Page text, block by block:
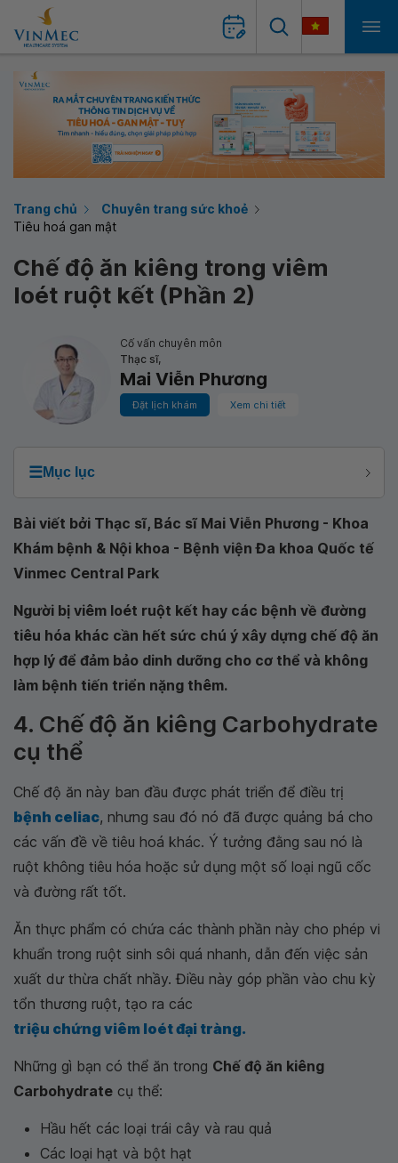
Trang chủ
Chuyên trang sức khoẻ
Tiêu hoá gan mật
Chế độ ăn kiêng trong viêm
loét ruột kết (Phần 2)
Cố vấn chuyên môn
Thạc sĩ,
Mai Viễn Phương
Đặt lịch khám Xem chi tiết
☰Mục lục
Bài viết bởi Thạc sĩ, Bác sĩ Mai Viễn Phương - Khoa
Khám bệnh & Nội khoa - Bệnh viện Đa khoa Quốc tế
Vinmec Central Park
Người bị viêm loét ruột kết hay các bệnh về đường
tiêu hóa khác cần hết sức chú ý xây dựng chế độ ăn
hợp lý để đảm bảo dinh dưỡng cho cơ thể và không
làm bệnh tiến triển nặng thêm.
4. Chế độ ăn kiêng Carbohydrate
cụ thể
Chế độ ăn này ban đầu được phát triển để điều trị
bệnh celiac, nhưng sau đó nó đã được quảng bá cho
các vấn đề về tiêu hoá khác. Ý tưởng đằng sau nó là
ruột không tiêu hóa hoặc sử dụng một số loại ngũ cốc
và đường rất tốt.
Ăn thực phẩm có chứa các thành phần này cho phép vi
khuẩn trong ruột sinh sôi quá nhanh, dẫn đến việc sản
xuất dư thừa chất nhầy. Điều này góp phần vào chu kỳ
tổn thương ruột, tạo ra các
triệu chứng viêm loét đại tràng.
Những gì bạn có thể ăn trong Chế độ ăn kiêng
Carbohydrate cụ thể:
Hầu hết các loại trái cây và rau quả
Các loại hạt và bột hạt